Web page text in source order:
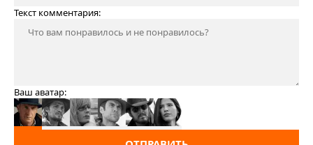
Текст комментария:
Ваш аватар: